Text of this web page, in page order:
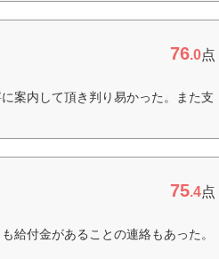
76.0点
案内して頂き判り易かった。また支
75.4点
給付金があることの連絡もあった。